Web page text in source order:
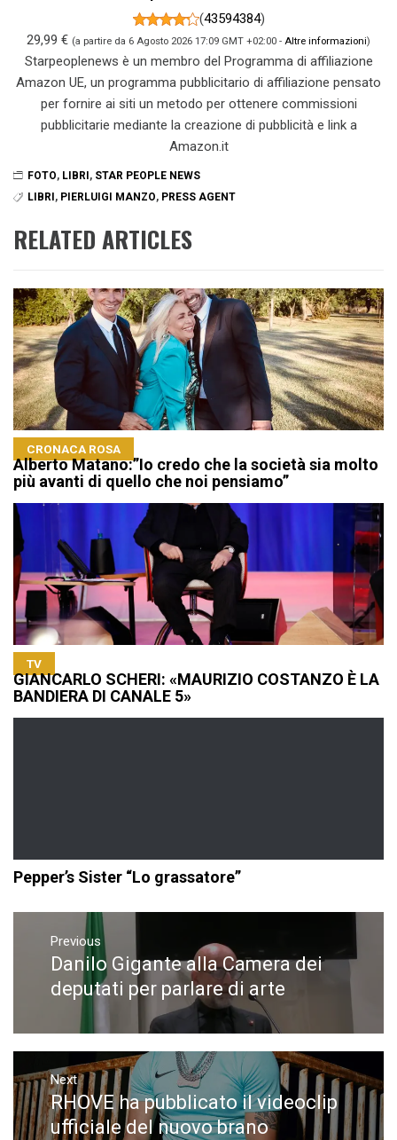
(43594384)
29,99 € (a partire da 6 Agosto 2026 17:09 GMT +02:00 - Altre informazioni)
Starpeoplenews è un membro del Programma di affiliazione
Amazon UE, un programma pubblicitario di affiliazione pensato
per fornire ai siti un metodo per ottenere commissioni
pubblicitarie mediante la creazione di pubblicità e link a
Amazon.it
FOTO, LIBRI, STAR PEOPLE NEWS
LIBRI, PIERLUIGI MANZO, PRESS AGENT
RELATED ARTICLES
CRONACA ROSA
Alberto Matano:”Io credo che la società sia molto
più avanti di quello che noi pensiamo”
TV
GIANCARLO SCHERI: «MAURIZIO COSTANZO È LA
BANDIERA DI CANALE 5»
Pepper’s Sister “Lo grassatore”
Navigazione
articoli
Previous
Previous
post:
Danilo Gigante alla Camera dei
deputati per parlare di arte
Next
Next
post:
RHOVE ha pubblicato il videoclip
ufficiale del nuovo brano